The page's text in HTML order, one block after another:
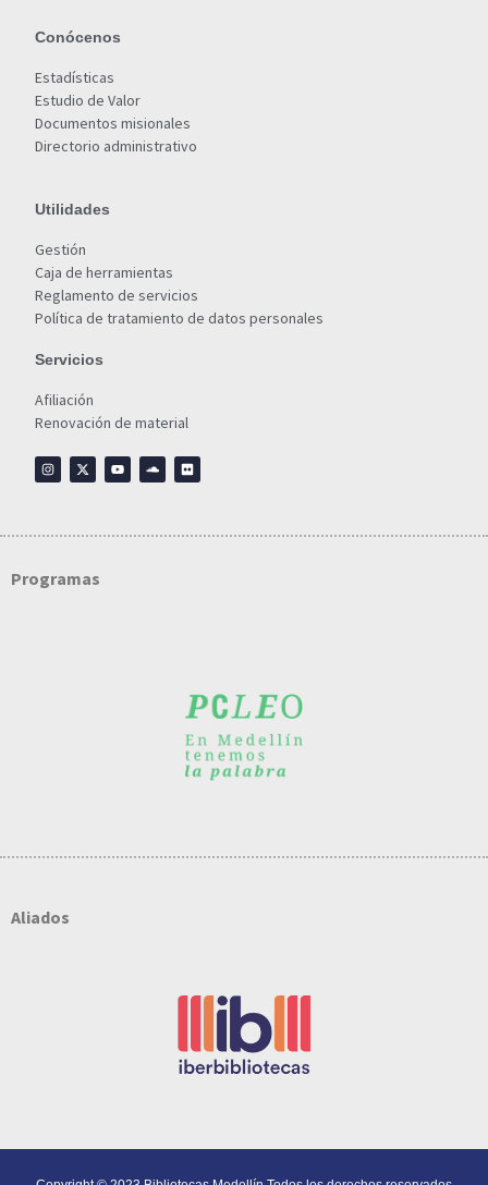
Conócenos
Estadísticas
Estudio de Valor
Documentos misionales
Directorio administrativo
Utilidades
Gestión
Caja de herramientas
Reglamento de servicios
Política de tratamiento de datos personales
Servicios
Afiliación
Renovación de material
Programas
Aliados